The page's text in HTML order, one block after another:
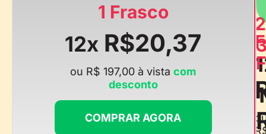
1 Frasco
12x R$20,37
ou R$ 197,00 à vista com
desconto
COMPRAR AGORA
2